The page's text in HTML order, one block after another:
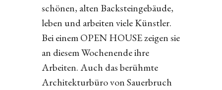
schönen, alten Backsteingebäude,
leben und arbeiten viele Künstler.
Bei einem OPEN HOUSE zeigen sie
an diesem Wochenende ihre
Arbeiten. Auch das berühmte
Architekturbüro von Sauerbruch